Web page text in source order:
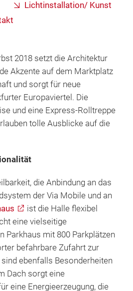
Lichtinstallation/ Kunst
2018 setzt die Architektur
Akzente auf dem Marktplatz
und sorgt für neue
Europaviertel. Die
und eine Express-Rolltreppe
tolle Ausblicke auf die
die Anbindung an das
der Via Mobile und an
ist die Halle flexibel
eine vielseitige
Parkhaus mit 800 Parkplätzen
befahrbare Zufahrt zur
ebenfalls Besonderheiten
Dach sorgt eine
eine Energieerzeugung, die